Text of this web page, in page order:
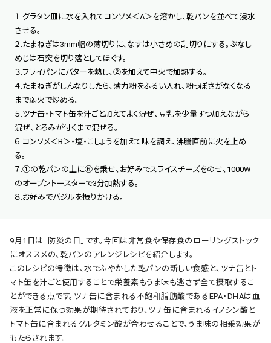
１.グラタン皿に水を入れてコンソメ＜A＞を溶かし、乾パンを並べて浸水
させる。
２.たまねぎは3mm幅の薄切りに、なすは小さめの乱切りにする。ぶなし
めじは石突を切り落としてほぐす。
３.フライパンにバターを熱し、②を加えて中火で加熱する。
４.たまねぎがしんなりしたら、薄力粉をふるい入れ、粉っぽさがなくなる
まで弱火で炒める。
５.ツナ缶・トマト缶を汁ごと加えてよく混ぜ、豆乳を少量ずつ加えながら
混ぜ、とろみが付くまで混ぜる。
６.コンソメ＜B＞・塩・こしょうを加えて味を調え、沸騰直前に火を止め
る。
７.①の乾パンの上に⑥を乗せ、お好みでスライスチーズをのせ、1000W
のオーブントースターで3分加熱する。
８.お好みでバジルを振りかける。
9月1日は「防災の日」です。今回は非常食や保存食のローリングストック
にオススメの、乾パンのアレンジレシピを紹介します。
このレシピの特徴は、水でふやかした乾パンの新しい食感と、ツナ缶とト
マト缶を汁ごと使用することで栄養素もうま味も逃さず全て摂取するこ
とができる点です。ツナ缶に含まれる不飽和脂肪酸であるEPA・DHAは血
液を正常に保つ効果が期待されており、ツナ缶に含まれるイノシン酸と
トマト缶に含まれるグルタミン酸が合わせることで、うま味の相乗効果が
もたらされます。